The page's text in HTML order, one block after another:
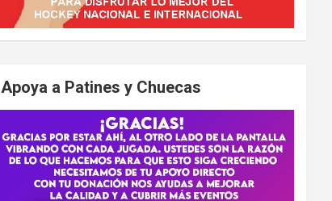
Apoya a Patines y Chuecas